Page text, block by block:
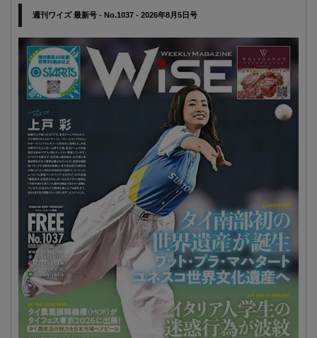
週刊ワイズ 最新号 - No.1037 - 2026年8月5日号